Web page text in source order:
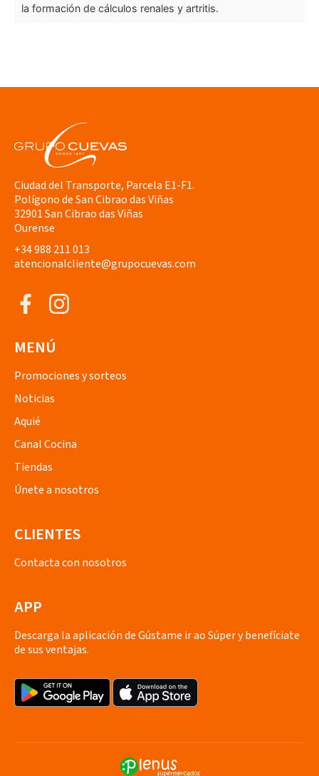
la formación de cálculos renales y artritis.
Ciudad del Transporte, Parcela E1-F1.
Polígono de San Cibrao das Viñas
32901 San Cibrao das Viñas
Ourense
+34 988 211 013
atencionalcliente@grupocuevas.com
MENÚ
Promociones y sorteos
Noticias
Aquié
Canal Cocina
Tiendas
Únete a nosotros
CLIENTES
Contacta con nosotros
APP
Descarga la aplicación de Gústame ir ao Súper y benefíciate
de sus ventajas.